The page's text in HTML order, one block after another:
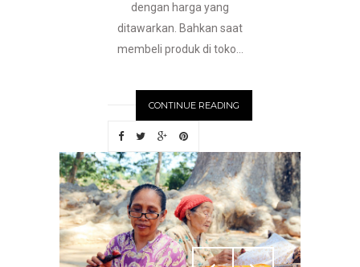
dengan harga yang
ditawarkan. Bahkan saat
membeli produk di toko...
CONTINUE READING